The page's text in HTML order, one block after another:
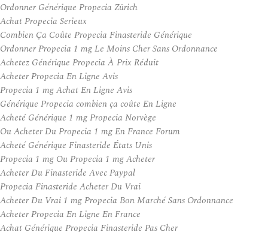
Ordonner Générique Propecia Zürich
Achat Propecia Serieux
Combien Ça Coûte Propecia Finasteride Générique
Ordonner Propecia 1 mg Le Moins Cher Sans Ordonnance
Achetez Générique Propecia À Prix Réduit
Acheter Propecia En Ligne Avis
Propecia 1 mg Achat En Ligne Avis
Générique Propecia combien ça coûte En Ligne
Acheté Générique 1 mg Propecia Norvège
Ou Acheter Du Propecia 1 mg En France Forum
Acheté Générique Finasteride États Unis
Propecia 1 mg Ou Propecia 1 mg Acheter
Acheter Du Finasteride Avec Paypal
Propecia Finasteride Acheter Du Vrai
Acheter Du Vrai 1 mg Propecia Bon Marché Sans Ordonnance
Acheter Propecia En Ligne En France
Achat Générique Propecia Finasteride Pas Cher